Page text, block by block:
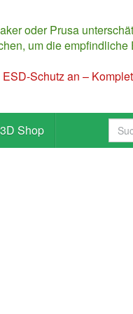
oder Prusa
um die empfindliche
Schutz an –
Shop